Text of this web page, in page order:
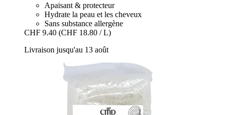
Apaisant & protecteur
Hydrate la peau et les cheveux
Sans substance allergène
CHF 9.40 (CHF 18.80 / L)
Livraison jusqu'au 13 août